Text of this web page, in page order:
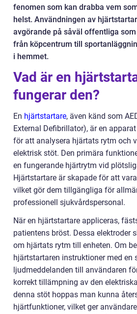
fenomen som kan drabba vem
helst. Användningen av
avgörande på såväl offentliga
från köpcentrum till
i hemmet.
Vad är en
fungerar den?
En hjärtstartare, även känd som
External Defibrillator), är en
för att analysera hjärtats rytm och
elektrisk stöt. Den primära
en fungerande hjärtrytm vid
Hjärtstartare är skapade för att
vilket gör dem tillgängliga för
professionell sjukvårdspersonal.
När en hjärtstartare appliceras,
patientens bröst. Dessa elektroder
om hjärtats rytm till enheten. Om
hjärtstartaren instruktioner med en
ljudmeddelanden till användaren
korrekt tillämpning av den
denna stöt hoppas man kunna
hjärtfunktioner, vilket ger